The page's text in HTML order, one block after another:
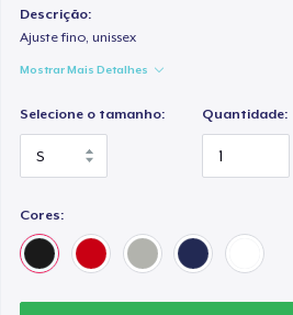
Descrição:
Ajuste fino, unissex
Mostrar Mais Detalhes
Selecione o tamanho: Quantidade:
Cores: